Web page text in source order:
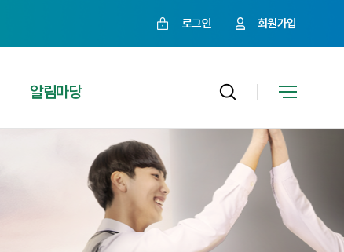
로그인 회원가입
알림마당